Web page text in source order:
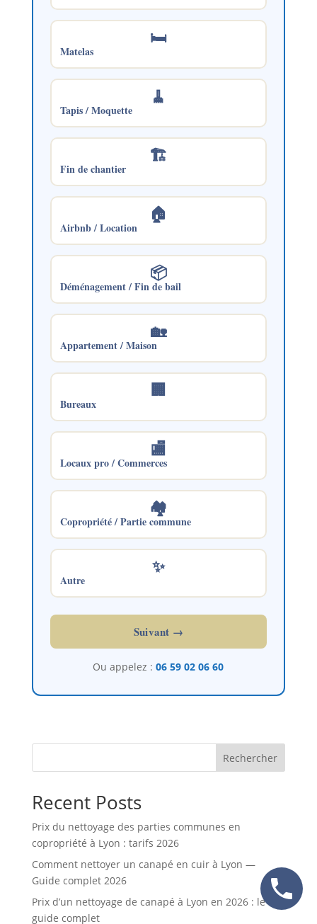
🛏️
Matelas
🧹
Tapis / Moquette
🏗️
Fin de chantier
🏠
Airbnb / Location
📦
Déménagement / Fin de bail
🏡
Appartement / Maison
🏢
Bureaux
🏬
Locaux pro / Commerces
🏘️
Copropriété / Partie commune
✨
Autre
Suivant →
Ou appelez :06 59 02 06 60
Rechercher
Recent Posts
Prix du nettoyage des parties communes en
copropriété à Lyon : tarifs 2026
Comment nettoyer un canapé en cuir à Lyon —
Guide complet 2026
Prix d’un nettoyage de canapé à Lyon en 2026 : le
guide complet